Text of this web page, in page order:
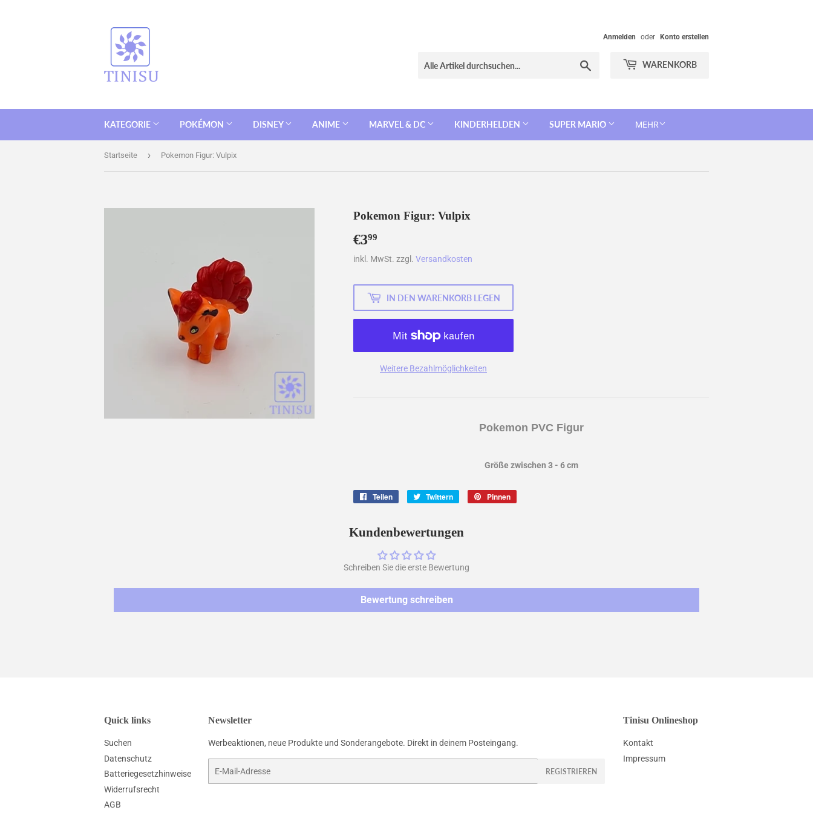
Anmelden oder Konto erstellen
WARENKORB
KATEGORIE POKÉMON DISNEY ANIME MARVEL & DC KINDERHELDEN SUPER MARIO MEHR
Startseite › Pokemon Figur: Vulpix
Pokemon Figur: Vulpix
€399
inkl. MwSt. zzgl. Versandkosten
IN DEN WARENKORB LEGEN
Weitere Bezahlmöglichkeiten
Pokemon PVC Figur
Größe zwischen 3 - 6 cm
Teilen Twittern Pinnen
Kundenbewertungen
Schreiben Sie die erste Bewertung
Bewertung schreiben
Quick links
Suchen
Datenschutz
Batteriegesetzhinweise
Widerrufsrecht
AGB
Newsletter
Werbeaktionen, neue Produkte und Sonderangebote. Direkt in deinem Posteingang.
REGISTRIEREN
Tinisu Onlineshop
Kontakt
Impressum